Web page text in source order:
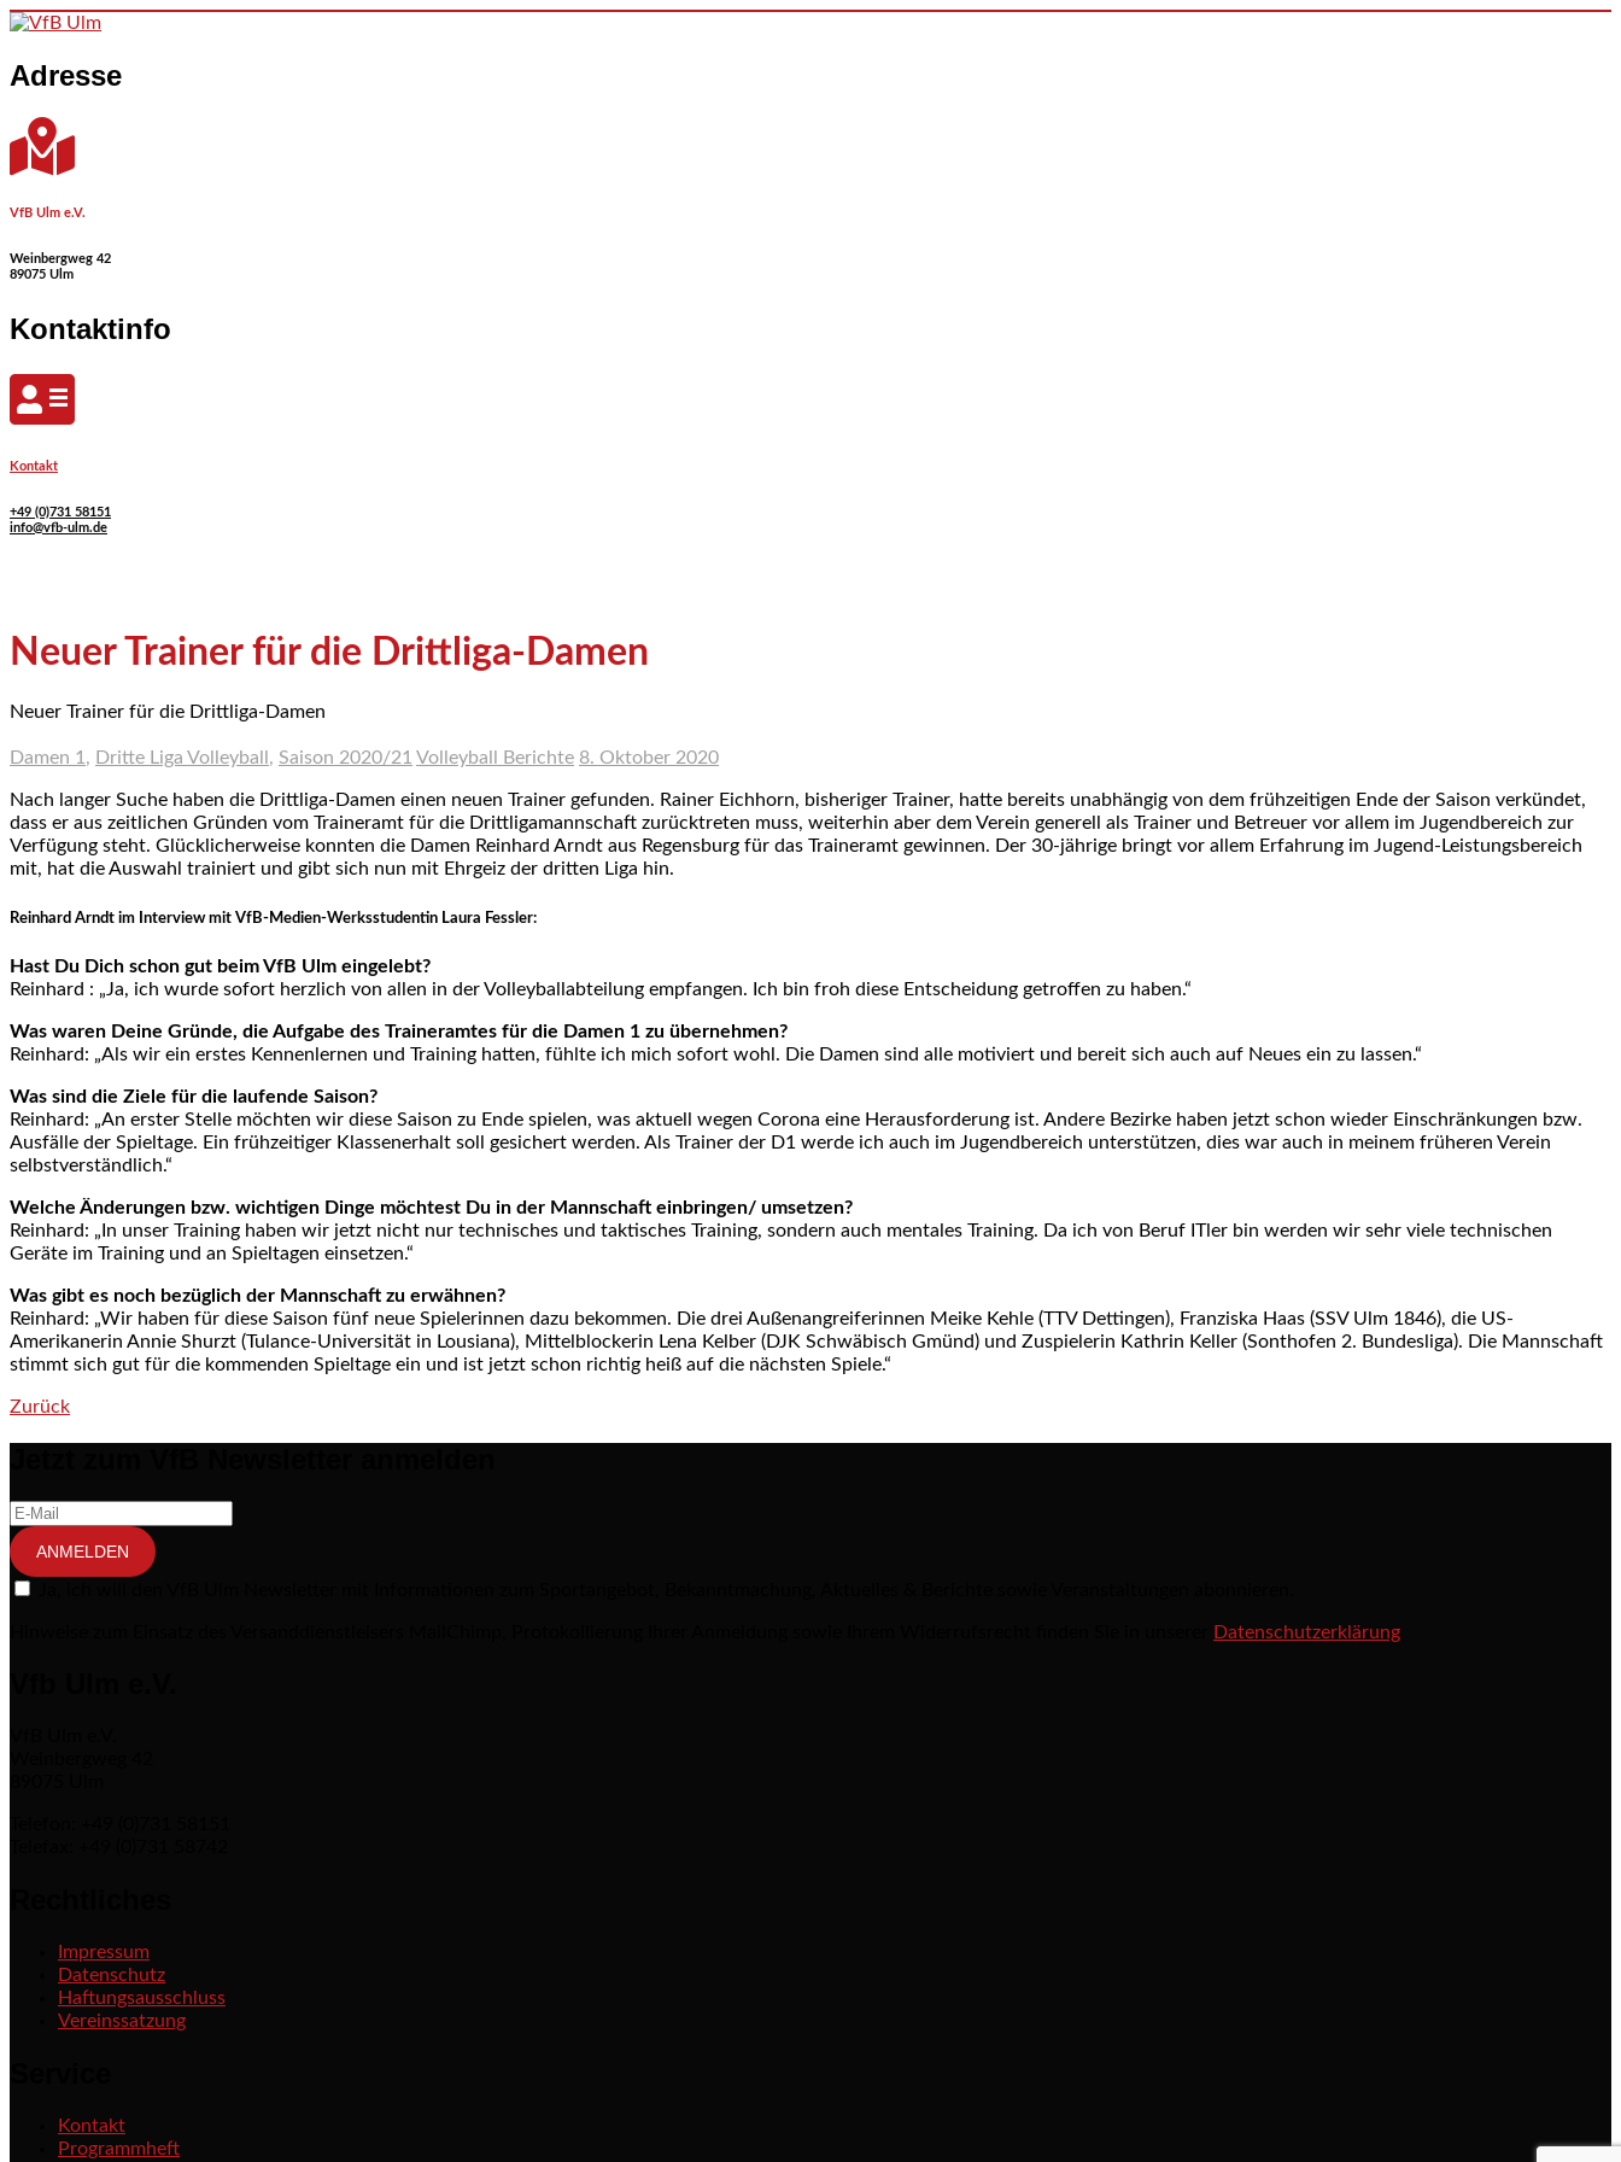
Skip to content
Adresse
VfB Ulm e.V.
Weinbergweg 42
89075 Ulm
Kontaktinfo
Kontakt
+49 (0)731 58151
info@vfb-ulm.de
Neuer Trainer für die Drittliga-Damen
Neuer Trainer für die Drittliga-Damen
Damen 1, Dritte Liga Volleyball , Saison 2020/21 Volleyball Berichte 8. Oktober 2020
Nach langer Suche haben die Drittliga-Damen einen neuen Trainer gefunden. Rainer Eichhorn, bisheriger Trainer, hatte bereits unabhängig von dem frühzeitigen Ende der Saison verkündet,
dass er aus zeitlichen Gründen vom Traineramt für die Drittligamannschaft zurücktreten muss, weiterhin aber dem Verein generell als Trainer und Betreuer vor allem im Jugendbereich zur
Verfügung steht. Glücklicherweise konnten die Damen Reinhard Arndt aus Regensburg für das Traineramt gewinnen. Der 30-jährige bringt vor allem Erfahrung im Jugend-Leistungsbereich
mit, hat die Auswahl trainiert und gibt sich nun mit Ehrgeiz der dritten Liga hin.
Reinhard Arndt im Interview mit VfB-Medien-Werksstudentin Laura Fessler:
Hast Du Dich schon gut beim VfB Ulm eingelebt?
Reinhard : „Ja, ich wurde sofort herzlich von allen in der Volleyballabteilung empfangen. Ich bin froh diese Entscheidung getroffen zu haben.“
Was waren Deine Gründe, die Aufgabe des Traineramtes für die Damen 1 zu übernehmen?
Reinhard: „Als wir ein erstes Kennenlernen und Training hatten, fühlte ich mich sofort wohl. Die Damen sind alle motiviert und bereit sich auch auf Neues ein zu lassen.“
Was sind die Ziele für die laufende Saison?
Reinhard: „An erster Stelle möchten wir diese Saison zu Ende spielen, was aktuell wegen Corona eine Herausforderung ist. Andere Bezirke haben jetzt schon wieder Einschränkungen bzw.
Ausfälle der Spieltage. Ein frühzeitiger Klassenerhalt soll gesichert werden. Als Trainer der D1 werde ich auch im Jugendbereich unterstützen, dies war auch in meinem früheren Verein
selbstverständlich.“
Welche Änderungen bzw. wichtigen Dinge möchtest Du in der Mannschaft einbringen/ umsetzen?
Reinhard: „In unser Training haben wir jetzt nicht nur technisches und taktisches Training, sondern auch mentales Training. Da ich von Beruf ITler bin werden wir sehr viele technischen
Geräte im Training und an Spieltagen einsetzen.“
Was gibt es noch bezüglich der Mannschaft zu erwähnen?
Reinhard: „Wir haben für diese Saison fünf neue Spielerinnen dazu bekommen. Die drei Außenangreiferinnen Meike Kehle (TTV Dettingen), Franziska Haas (SSV Ulm 1846), die US-
Amerikanerin Annie Shurzt (Tulance-Universität in Lousiana), Mittelblockerin Lena Kelber (DJK Schwäbisch Gmünd) und Zuspielerin Kathrin Keller (Sonthofen 2. Bundesliga). Die Mannschaft
stimmt sich gut für die kommenden Spieltage ein und ist jetzt schon richtig heiß auf die nächsten Spiele.“
Post navigation
Zurück
ANMELDEN
Datenschutzerklärung
Impressum
Datenschutz
Haftungsausschluss
Vereinssatzung
Kontakt
Programmheft